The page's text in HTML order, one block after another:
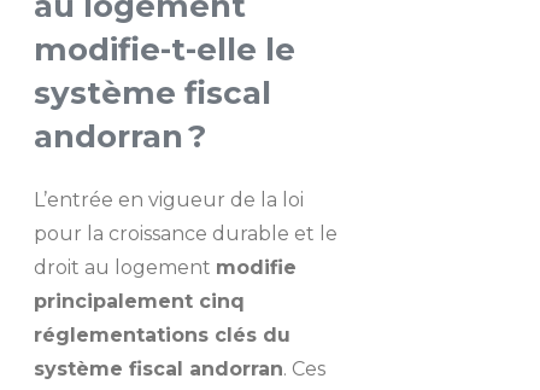
modifie-t-elle le
système fiscal
andorran ?
L’entrée en vigueur de la loi
pour la croissance durable et le
droit au logement modifie
principalement cinq
réglementations clés du
système fiscal andorran. Ces